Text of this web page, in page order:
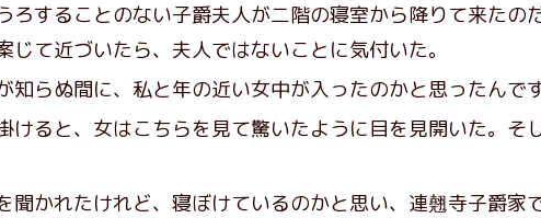
ろすることのない子爵夫人が二階の寝室から降りて来たの
じて近づいたら、夫人ではないことに気付いた。
知らぬ間に、私と年の近い女中が入ったのかと思ったんです
けると、女はこちらを見て驚いたように目を見開いた。
聞かれたけれど、寝ぼけているのかと思い、連翹寺子爵